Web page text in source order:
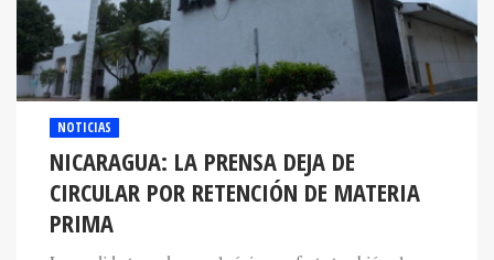
NOTICIAS
NICARAGUA: LA PRENSA DEJA DE
CIRCULAR POR RETENCIÓN DE MATERIA
PRIMA